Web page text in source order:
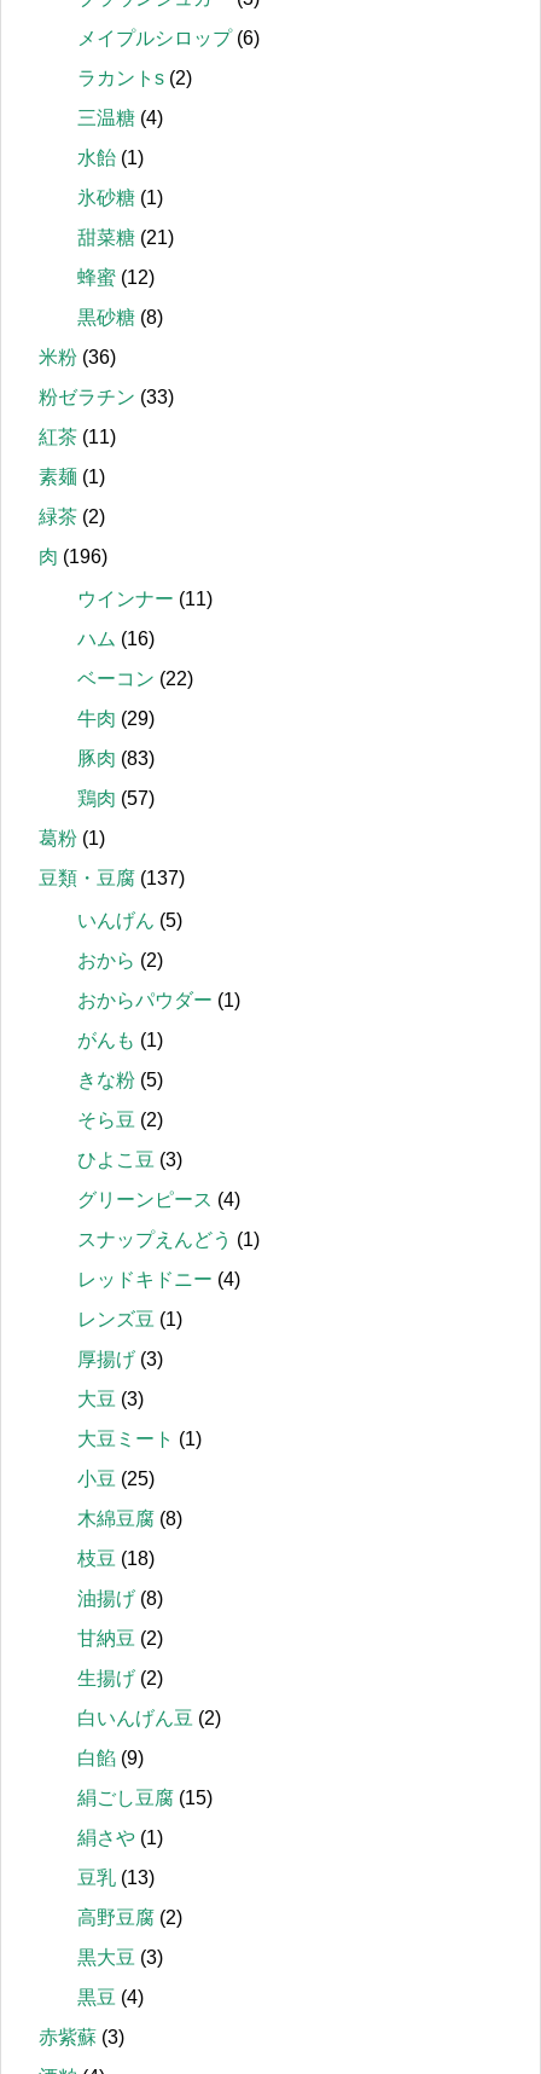
メイプルシロップ(6)
ラカントs (2)
三温糖 (4)
水飴 (1)
氷砂糖 (1)
甜菜糖 (21)
蜂蜜 (12)
黒砂糖 (8)
米粉 (36)
粉ゼラチン (33)
紅茶 (11)
素麺 (1)
緑茶 (2)
肉 (196)
ウインナー (11)
ハム (16)
ベーコン (22)
牛肉 (29)
豚肉 (83)
鶏肉 (57)
葛粉 (1)
豆類・豆腐 (137)
いんげん (5)
おから (2)
おからパウダー (1)
がんも (1)
きな粉 (5)
そら豆 (2)
ひよこ豆 (3)
グリーンピース (4)
スナップえんどう (1)
レッドキドニー (4)
レンズ豆 (1)
厚揚げ (3)
大豆 (3)
大豆ミート (1)
小豆 (25)
木綿豆腐 (8)
枝豆 (18)
油揚げ (8)
甘納豆 (2)
生揚げ (2)
白いんげん豆 (2)
白餡 (9)
絹ごし豆腐 (15)
絹さや (1)
豆乳 (13)
高野豆腐 (2)
黒大豆 (3)
黒豆 (4)
赤紫蘇 (3)